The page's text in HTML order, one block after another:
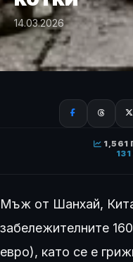
14.03.2026
1,561
131
Мъж от Шанхай,
забележителните
евро), като се е